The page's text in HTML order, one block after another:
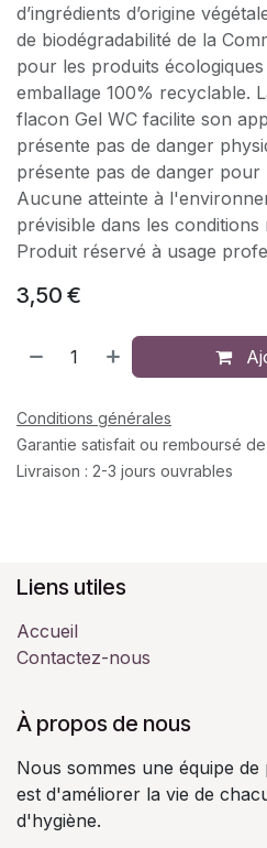
d’ingrédients d’origine
de biodégradabilité de la
pour les produits
emballage 100% recyclable.
flacon Gel WC facilite son
présente pas de danger
présente pas de danger
Aucune atteinte à
prévisible dans les
Produit réservé à usage
3,50 €
Conditions générales
Garantie satisfait ou remboursé
Livraison : 2-3 jours ouvrables
Liens utiles
Accueil
Contactez-nous
À propos de nous
Nous sommes une équipe
est d'améliorer la vie de
d'hygiène.